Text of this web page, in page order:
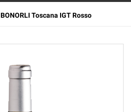
BONORLI Toscana IGT Rosso